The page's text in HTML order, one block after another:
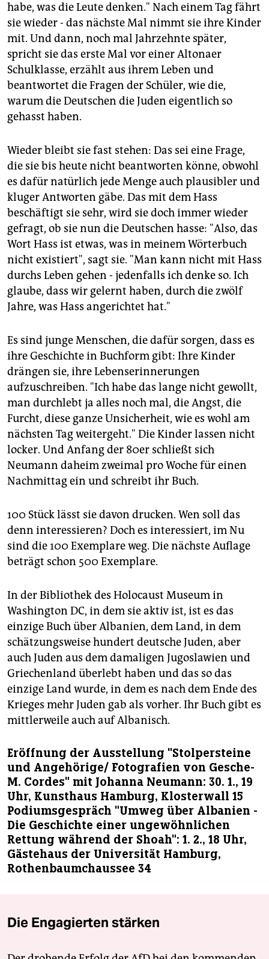
habe, was die Leute denken." Nach einem Tag fährt
sie wieder - das nächste Mal nimmt sie ihre Kinder
mit. Und dann, noch mal Jahrzehnte später,
spricht sie das erste Mal vor einer Altonaer
Schulklasse, erzählt aus ihrem Leben und
beantwortet die Fragen der Schüler, wie die,
warum die Deutschen die Juden eigentlich so
gehasst haben.
Wieder bleibt sie fast stehen: Das sei eine Frage,
die sie bis heute nicht beantworten könne, obwohl
es dafür natürlich jede Menge auch plausibler und
kluger Antworten gäbe. Das mit dem Hass
beschäftigt sie sehr, wird sie doch immer wieder
gefragt, ob sie nun die Deutschen hasse: "Also, das
Wort Hass ist etwas, was in meinem Wörterbuch
nicht existiert", sagt sie. "Man kann nicht mit Hass
durchs Leben gehen - jedenfalls ich denke so. Ich
glaube, dass wir gelernt haben, durch die zwölf
Jahre, was Hass angerichtet hat."
Es sind junge Menschen, die dafür sorgen, dass es
ihre Geschichte in Buchform gibt: Ihre Kinder
drängen sie, ihre Lebenserinnerungen
aufzuschreiben. "Ich habe das lange nicht gewollt,
man durchlebt ja alles noch mal, die Angst, die
Furcht, diese ganze Unsicherheit, wie es wohl am
nächsten Tag weitergeht." Die Kinder lassen nicht
locker. Und Anfang der 80er schließt sich
Neumann daheim zweimal pro Woche für einen
Nachmittag ein und schreibt ihr Buch.
100 Stück lässt sie davon drucken. Wen soll das
denn interessieren? Doch es interessiert, im Nu
sind die 100 Exemplare weg. Die nächste Auflage
beträgt schon 500 Exemplare.
In der Bibliothek des Holocaust Museum in
Washington DC, in dem sie aktiv ist, ist es das
einzige Buch über Albanien, dem Land, in dem
schätzungsweise hundert deutsche Juden, aber
auch Juden aus dem damaligen Jugoslawien und
Griechenland überlebt haben und das so das
einzige Land wurde, in dem es nach dem Ende des
Krieges mehr Juden gab als vorher. Ihr Buch gibt es
mittlerweile auch auf Albanisch.
Eröffnung der Ausstellung "Stolpersteine
und Angehörige/ Fotografien von Gesche-
M. Cordes" mit Johanna Neumann: 30. 1., 19
Uhr, Kunsthaus Hamburg, Klosterwall 15
Podiumsgespräch "Umweg über Albanien -
Die Geschichte einer ungewöhnlichen
Rettung während der Shoah": 1. 2., 18 Uhr,
Gästehaus der Universität Hamburg,
Rothenbaumchaussee 34
Die Engagierten stärken